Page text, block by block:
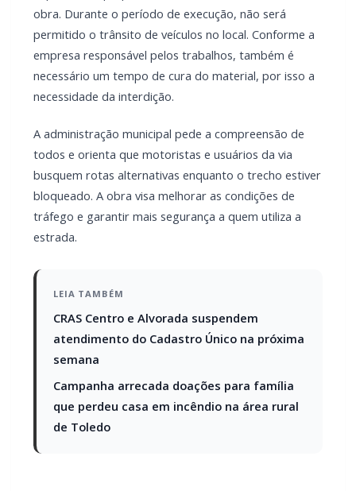
necessário um tempo de cura do material, por isso a
necessidade da interdição.
A administração municipal pede a compreensão de
todos e orienta que motoristas e usuários da via
bloqueado. A obra visa melhorar as condições de
tráfego e garantir mais segurança a quem utiliza a
estrada.
semana
Campanha arrecada doações para família
que perdeu casa em incêndio na área rural
de Toledo